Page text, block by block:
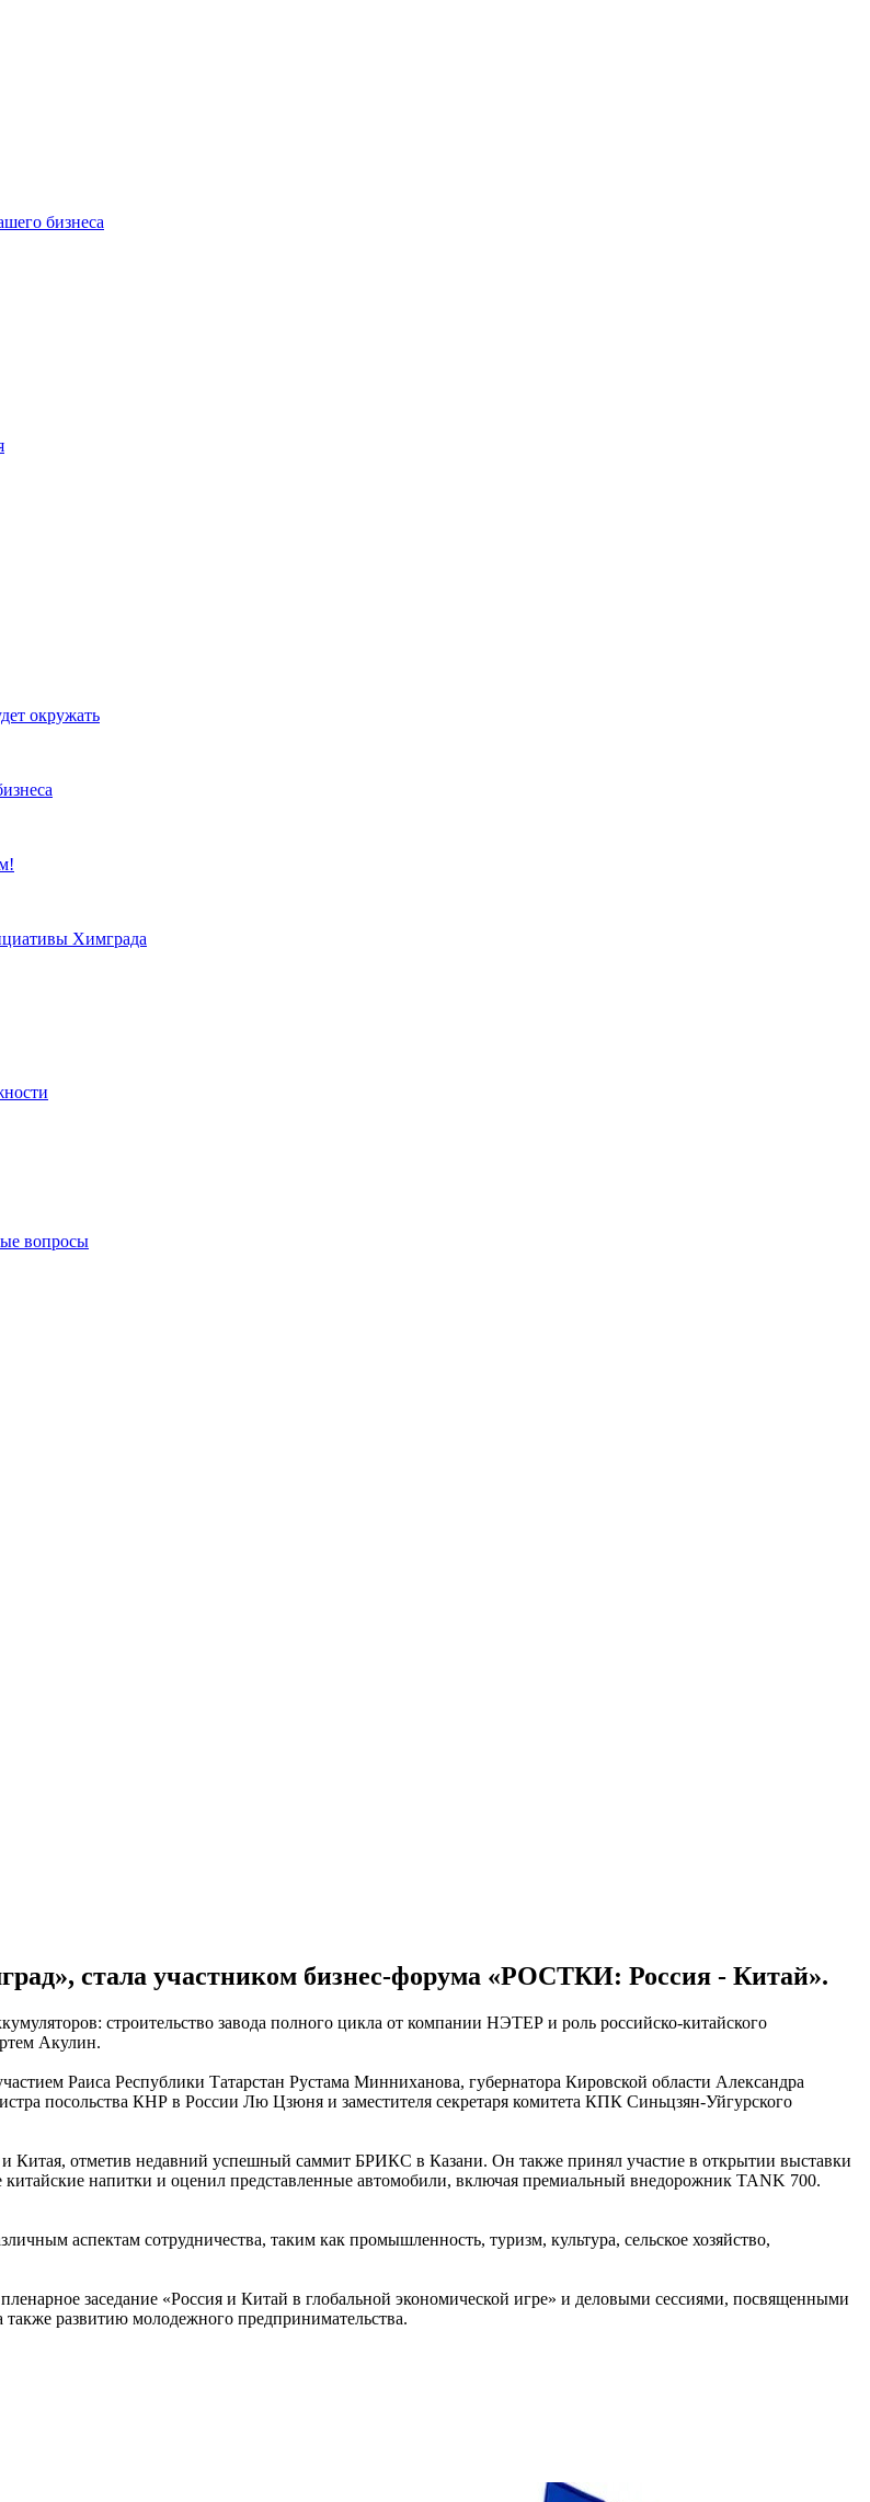
бизнеса
окружать
Химграда
вопросы
стала участником бизнес-форума «РОСТКИ: Россия - Китай».
строительство завода полного цикла от компании НЭТЕР и роль российско-китайского
Акулин.
Раиса Республики Татарстан Рустама Минниханова, губернатора Кировской области Александра
посольства КНР в России Лю Цзюня и заместителя секретаря комитета КПК Синьцзян-Уйгурского
Китая, отметив недавний успешный саммит БРИКС в Казани. Он также принял участие в открытии выставки
китайские напитки и оценил представленные автомобили, включая премиальный внедорожник TANK 700.
аспектам сотрудничества, таким как промышленность, туризм, культура, сельское хозяйство,
заседание «Россия и Китай в глобальной экономической игре» и деловыми сессиями, посвященными
развитию молодежного предпринимательства.